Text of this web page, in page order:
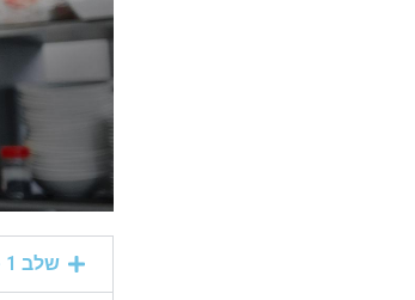
שלב 1 - בדיקת כדאיות